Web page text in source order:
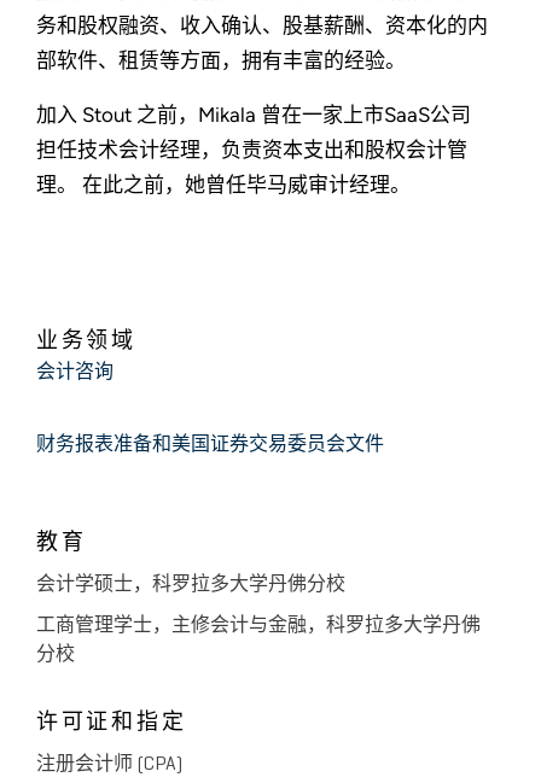
务和股权融资、收入确认、股基薪酬、资本化的内
部软件、租赁等方面，拥有丰富的经验。
加入 Stout 之前，Mikala 曾在一家上市SaaS公司
担任技术会计经理，负责资本支出和股权会计管
理。 在此之前，她曾任毕马威审计经理。
业务领域
会计咨询
财务报表准备和美国证券交易委员会文件
教育
会计学硕士，科罗拉多大学丹佛分校
工商管理学士，主修会计与金融，科罗拉多大学丹佛
分校
许可证和指定
注册会计师 (CPA)